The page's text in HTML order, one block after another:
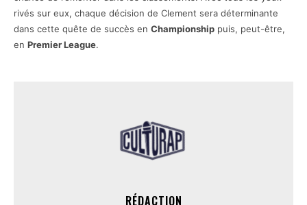
rivés sur eux, chaque décision de Clement sera déterminante
dans cette quête de succès en Championship puis, peut-être,
en Premier League.
RÉDACTION